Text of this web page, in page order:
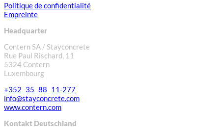
Politique de confidentialité
Empreinte
Headquarter
Contern SA / Stayconcrete
Rue Paul Rischard, 11
5324 Contern
Luxembourg
+352 35 88 11-277
info@stayconcrete.com
www.contern.com
Kontakt Deutschland